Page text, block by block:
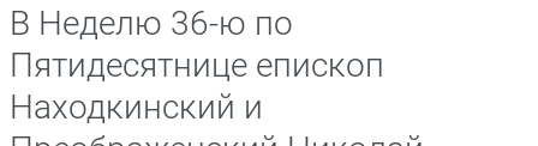
В Неделю 36-ю по
Пятидесятнице епископ
Находкинский и